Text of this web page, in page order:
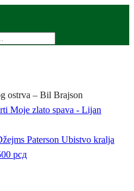
ostrva – Bil Brajson
Moje zlato spava - Lijan
Ubistvo kralja
рсд